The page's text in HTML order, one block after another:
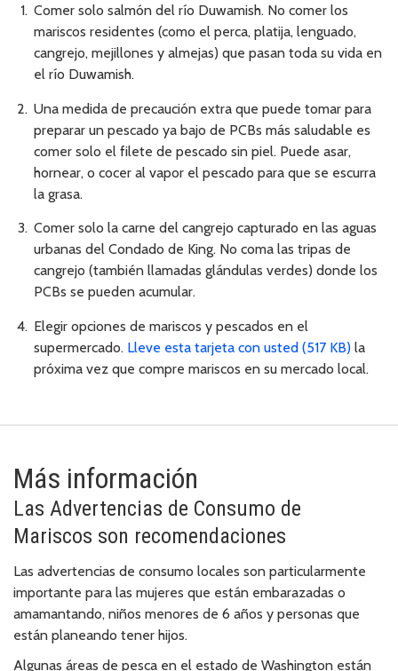
Comer solo salmón del río Duwamish. No comer los
mariscos residentes (como el perca, platija, lenguado,
cangrejo, mejillones y almejas) que pasan toda su vida en
el río Duwamish.
Una medida de precaución extra que puede tomar para
preparar un pescado ya bajo de PCBs más saludable es
comer solo el filete de pescado sin piel. Puede asar,
hornear, o cocer al vapor el pescado para que se escurra
la grasa.
Comer solo la carne del cangrejo capturado en las aguas
urbanas del Condado de King. No coma las tripas de
cangrejo (también llamadas glándulas verdes) donde los
PCBs se pueden acumular.
Elegir opciones de mariscos y pescados en el
supermercado. Lleve esta tarjeta con usted (517 KB) la
próxima vez que compre mariscos en su mercado local.
Más información
Las Advertencias de Consumo de
Mariscos son recomendaciones
Las advertencias de consumo locales son particularmente
importante para las mujeres que están embarazadas o
amamantando, niños menores de 6 años y personas que
están planeando tener hijos.
Algunas áreas de pesca en el estado de Washington están